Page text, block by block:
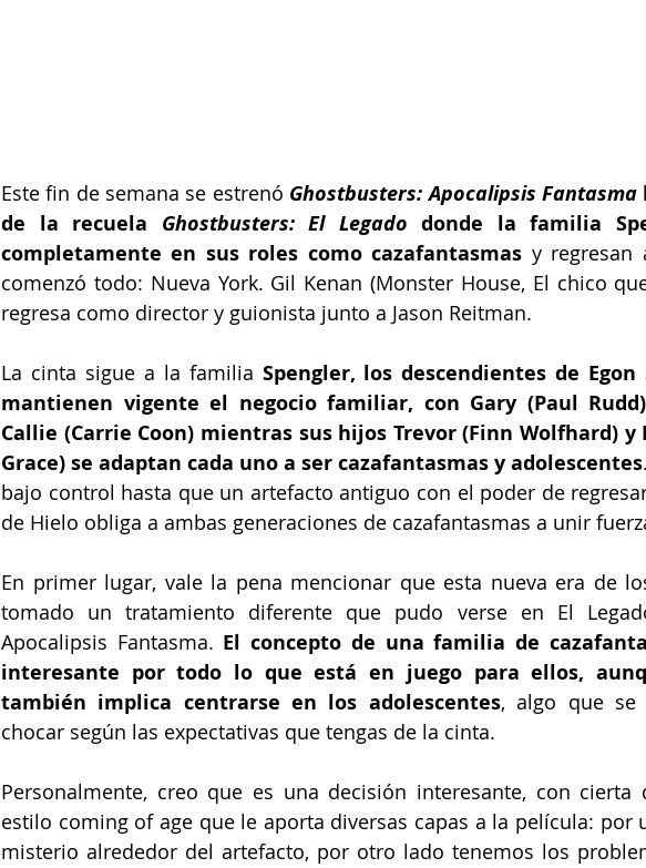
Este fin de semana se estrenó Ghostbusters: Apocalipsis Fantasma
de la recuela Ghostbusters: El Legado donde la familia
completamente en sus roles como cazafantasmas y regresan
comenzó todo: Nueva York. Gil Kenan (Monster House, El chico
regresa como director y guionista junto a Jason Reitman.
La cinta sigue a la familia Spengler, los descendientes de
mantienen vigente el negocio familiar, con Gary (Paul
Callie (Carrie Coon) mientras sus hijos Trevor (Finn Wolfhard) y
Grace) se adaptan cada uno a ser cazafantasmas y adolescentes
bajo control hasta que un artefacto antiguo con el poder de
de Hielo obliga a ambas generaciones de cazafantasmas a unir
En primer lugar, vale la pena mencionar que esta nueva era de
tomado un tratamiento diferente que pudo verse en El
Apocalipsis Fantasma. El concepto de una familia de
interesante por todo lo que está en juego para ellos,
también implica centrarse en los adolescentes, algo que se
chocar según las expectativas que tengas de la cinta.
Personalmente, creo que es una decisión interesante, con cierta
estilo coming of age que le aporta diversas capas a la película: por
misterio alrededor del artefacto, por otro lado tenemos los